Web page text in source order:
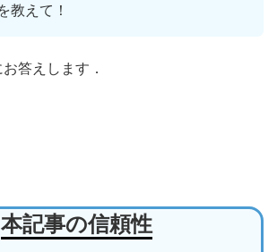
教えて！
答えします．
本記事の信頼性